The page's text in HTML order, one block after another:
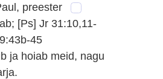
preester
[Ps] Jr 31:10,11-
45
ja hoiab meid, nagu